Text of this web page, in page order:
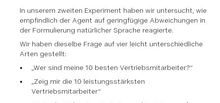
In unserem zweiten Experiment haben wir untersucht, wie
empfindlich der Agent auf geringfügige Abweichungen in
der Formulierung natürlicher Sprache reagierte.
Wir haben dieselbe Frage auf vier leicht unterschiedliche
Arten gestellt:
„Wer sind meine 10 besten Vertriebsmitarbeiter?“
„Zeig mir die 10 leistungsstärksten
Vertriebsmitarbeiter“